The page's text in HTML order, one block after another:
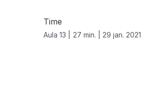
Time
Aula 13 | 27 min. | 29 jan. 2021